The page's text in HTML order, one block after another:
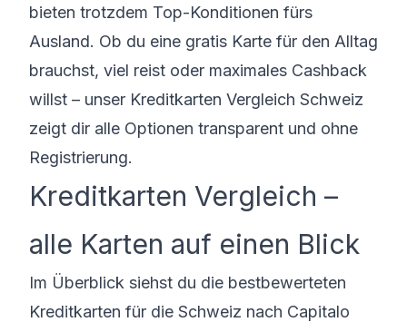
bieten trotzdem Top-Konditionen fürs
Ausland. Ob du eine gratis Karte für den Alltag
brauchst, viel reist oder maximales Cashback
willst – unser Kreditkarten Vergleich Schweiz
zeigt dir alle Optionen transparent und ohne
Registrierung.
Kreditkarten Vergleich –
alle Karten auf einen Blick
Im Überblick siehst du die bestbewerteten
Kreditkarten für die Schweiz nach Capitalo